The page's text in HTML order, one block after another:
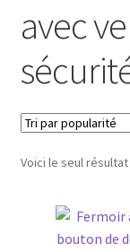
Protection des
Droit de
Contact
Mentions légales
CONDITIONS
avec
Voici le seul résultat